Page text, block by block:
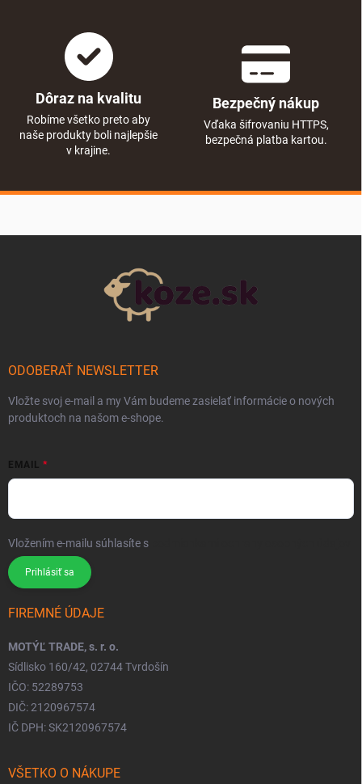
Dôraz na kvalitu
Robíme všetko preto aby
naše produkty boli najlepšie
v krajine.
Bezpečný nákup
Vďaka šifrovaniu HTTPS,
bezpečná platba kartou.
ODOBERAŤ NEWSLETTER
Vložte svoj e-mail a my Vám budeme zasielať informácie o nových
produktoch na našom e-shope.
EMAIL
Vložením e-mailu súhlasíte s
Prihlásiť sa
FIREMNÉ ÚDAJE
MOTÝĽ TRADE, s. r. o.
Sídlisko 160/42, 02744 Tvrdošín
IČO: 52289753
DIČ: 2120967574
IČ DPH: SK2120967574
VŠETKO O NÁKUPE